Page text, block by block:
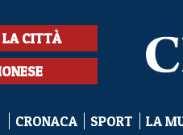
LA CITTÀ
CRONACA SPORT LA